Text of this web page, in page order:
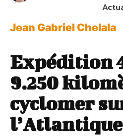
Jean Gabriel Chelala
Expédition
9.250
cyclomer